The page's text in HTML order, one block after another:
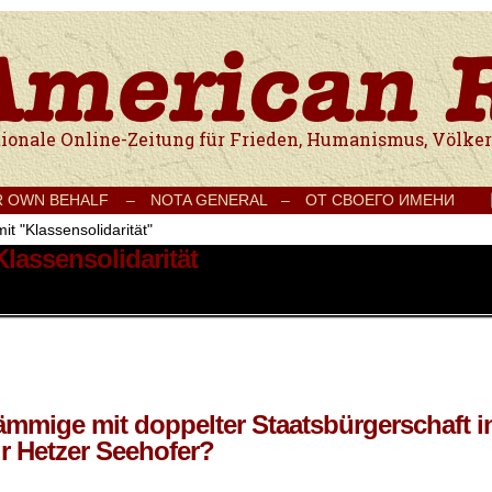
Onlinezeitung für Frieden, Humanismus, Völkerverständigung und
OWN BEHALF – NOTA GENERAL –
ОТ СВОЕГО ИМЕНИ
"Klassensolidarität"
mit doppelter Staatsbürgerschaft
Hetzer Seehofer?